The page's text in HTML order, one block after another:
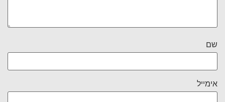
שם
אימייל